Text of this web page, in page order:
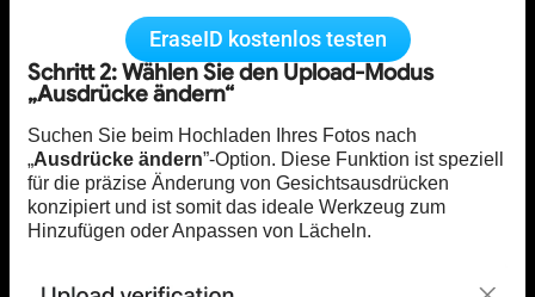
EraseID kostenlos testen
Schritt 2: Wählen Sie den Upload-Modus
„Ausdrücke ändern“
Suchen Sie beim Hochladen Ihres Fotos nach
„Ausdrücke ändern”-Option. Diese Funktion ist speziell
für die präzise Änderung von Gesichtsausdrücken
konzipiert und ist somit das ideale Werkzeug zum
Hinzufügen oder Anpassen von Lächeln.